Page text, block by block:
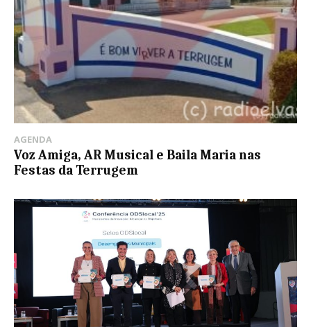
AGENDA
Voz Amiga, AR Musical e Baila Maria nas
Festas da Terrugem